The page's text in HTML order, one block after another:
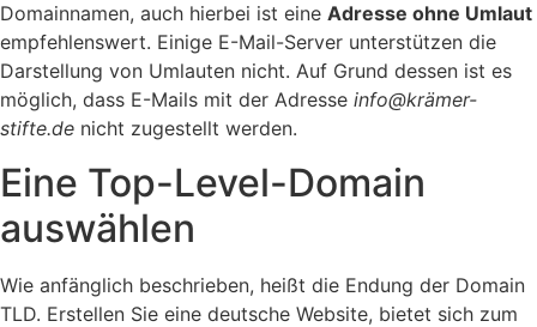
Domainnamen, auch hierbei ist eine Adresse ohne Umlaut
empfehlenswert. Einige E-Mail-Server unterstützen die
Darstellung von Umlauten nicht. Auf Grund dessen ist es
möglich, dass E-Mails mit der Adresse info@krämer-
stifte.de nicht zugestellt werden.
Eine Top-Level-Domain
auswählen
Wie anfänglich beschrieben, heißt die Endung der Domain
TLD. Erstellen Sie eine deutsche Website, bietet sich zum